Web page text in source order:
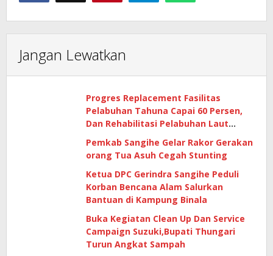
Jangan Lewatkan
Progres Replacement Fasilitas
Pelabuhan Tahuna Capai 60 Persen,
Dan Rehabilitasi Pelabuhan Laut
Pemkab Sangihe Gelar Rakor Gerakan
orang Tua Asuh Cegah Stunting
Ketua DPC Gerindra Sangihe Peduli
Korban Bencana Alam Salurkan
Bantuan di Kampung Binala
Buka Kegiatan Clean Up Dan Service
Campaign Suzuki,Bupati Thungari
Turun Angkat Sampah